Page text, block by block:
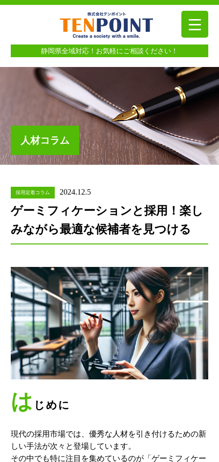
静岡県全域対応！お気軽にご相談ください！
人材コラム
採用定着コラム 2024.12.5
ゲーミフィケーションと採用！楽し
みながら最適な候補者を見つける
は じめに
現代の採用市場では、優秀な人材を引き付けるための新
しい手法が次々と登場しています。
その中でも特に注目を集めているのが「ゲーミフィケー